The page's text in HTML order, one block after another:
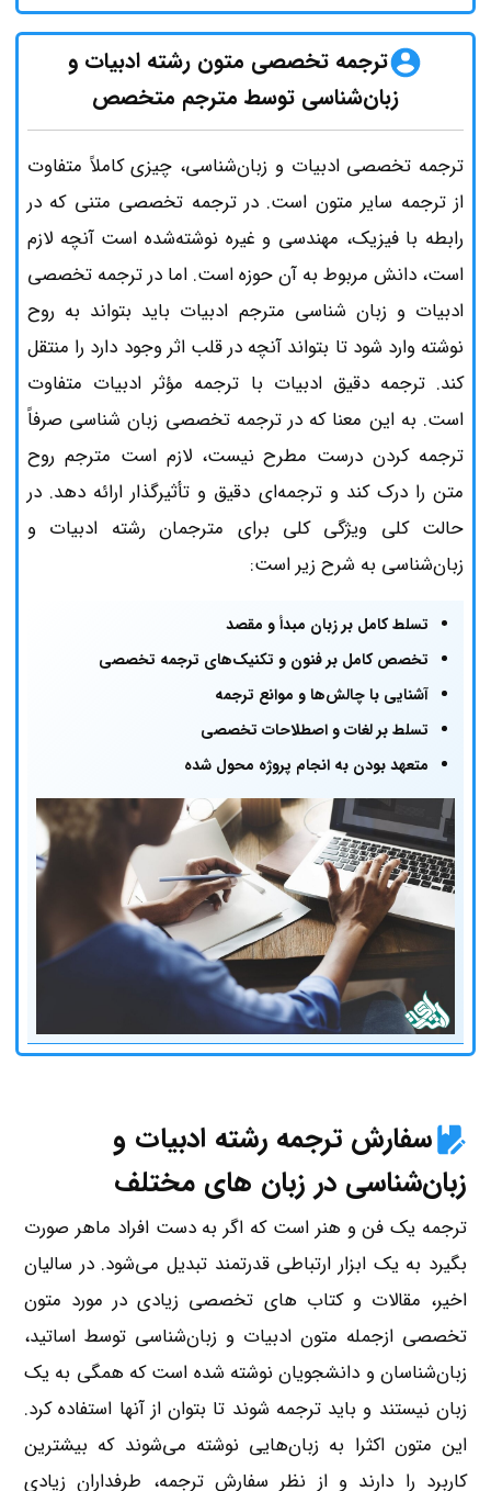
ترجمه تخصصی متون رشته ادبیات و
زبان‌شناسی توسط مترجم متخصص
ترجمه تخصصی ادبیات و زبان‌شناسی، چیزی کاملاً متفاوت
از ترجمه‌ سایر متون است. در ترجمه‌ تخصصی متنی که در
رابطه با فیزیک، مهندسی و غیره نوشته‌شده است آنچه لازم
است، دانش مربوط به آن حوزه است. اما در ترجمه تخصصی
ادبیات و زبان شناسی مترجم ادبیات باید بتواند به روح
نوشته وارد شود تا بتواند آنچه در قلب اثر وجود دارد را منتقل
کند. ترجمه دقیق ادبیات با ترجمه‌ مؤثر ادبیات متفاوت
است. به این معنا که در ترجمه تخصصی زبان شناسی صرفاً
ترجمه کردن درست مطرح نیست، لازم است مترجم روح
متن را درک کند و ترجمه‌ای دقیق و تأثیرگذار ارائه دهد. در
حالت کلی ویژگی کلی برای مترجمان رشته ادبیات و
زبان‌شناسی به شرح زیر است:
تسلط کامل بر زبان مبدأ و مقصد
تخصص کامل بر فنون و تکنیک‌های ترجمه تخصصی
آشنایی با چالش‌ها و موانع ترجمه
تسلط بر لغات و اصطلاحات تخصصی
متعهد بودن به انجام پروژه محول شده
سفارش ترجمه رشته ادبیات و
زبان‌شناسی در زبان های مختلف
ترجمه یک فن و هنر است که اگر به دست افراد ماهر صورت
بگیرد به یک ابزار ارتباطی قدرتمند تبدیل می‌شود. در سالیان
اخیر، مقالات و کتاب های تخصصی زیادی در مورد متون
تخصصی ازجمله متون ادبیات و زبان‌شناسی توسط اساتید،
زبان‌شناسان و دانشجویان نوشته شده است که همگی به یک
زبان نیستند و باید ترجمه شوند تا بتوان از آنها استفاده کرد.
این متون اکثرا به زبان‌هایی نوشته می‌شوند که بیشترین
کاربرد را دارند و از نظر سفارش ترجمه، طرفداران زیادی